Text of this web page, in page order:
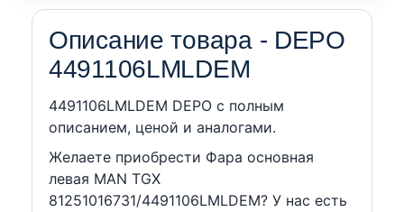
Описание товара - DEPO
4491106LMLDEM
4491106LMLDEM DEPO c полным
описанием, ценой и аналогами.
Желаете приобрести Фара основная
левая MAN TGX
81251016731/4491106LMLDEM? У нас есть